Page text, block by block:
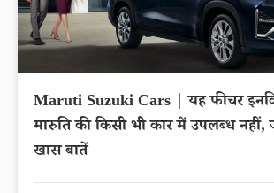
Maruti Suzuki Cars | यह फीचर
मारुति की किसी भी कार में उपलब्ध नहीं,
खास बातें